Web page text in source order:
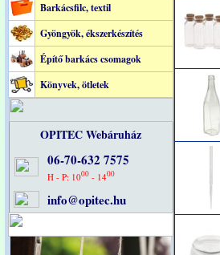
Barkácsfilc, textil
Gyöngyök, ékszerkészítés
Építő barkács csomagok
Könyvek, ötletek
OPITEC Webáruház
06-70-632 7575
H - P: 1000- 1400
info@opitec.hu